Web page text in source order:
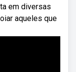
em diversas
aqueles que